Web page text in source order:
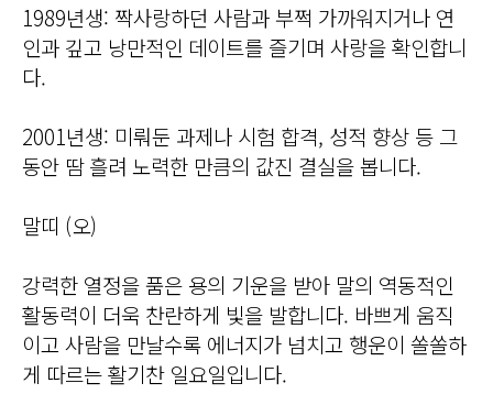
1989년생: 짝사랑하던 사람과 부쩍 가까워지거나 연
인과 깊고 낭만적인 데이트를 즐기며 사랑을 확인합니
다.
2001년생: 미뤄둔 과제나 시험 합격, 성적 향상 등 그
동안 땀 흘려 노력한 만큼의 값진 결실을 봅니다.
말띠 (오)
강력한 열정을 품은 용의 기운을 받아 말의 역동적인
활동력이 더욱 찬란하게 빛을 발합니다. 바쁘게 움직
이고 사람을 만날수록 에너지가 넘치고 행운이 쏠쏠하
게 따르는 활기찬 일요일입니다.